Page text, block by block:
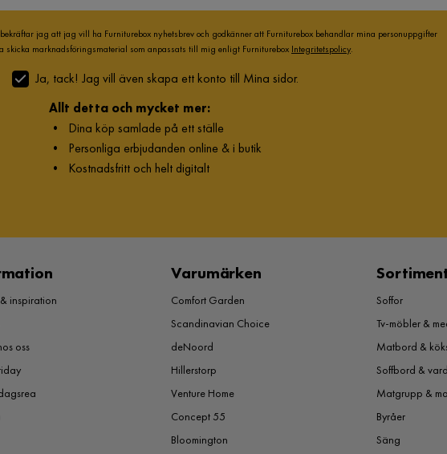
jag att jag vill ha Furniturebox nyhetsbrev och godkänner att Furniturebox behandlar mina personuppgifter
skicka marknadsföringsmaterial som anpassats till mig enligt Furniturebox Integritetspolicy.
Ja, tack! Jag vill även skapa ett konto till Mina sidor.
Allt detta och mycket mer:
• Dina köp samlade på ett ställe
• Personliga erbjudanden online & i butik
• Kostnadsfritt och helt digitalt
inspiration
oss
Varumärken
Comfort Garden
Scandinavian Choice
deNoord
Hillerstorp
Venture Home
Concept 55
Bloomington
Soffor
Tv-möbler &
Matbord &
Soffbord &
Matgrupp &
Byråer
Säng